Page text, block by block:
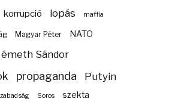
korrupció lopás maffia
Magyar Péter NATO
Sándor
propaganda Putyin
Soros szekta